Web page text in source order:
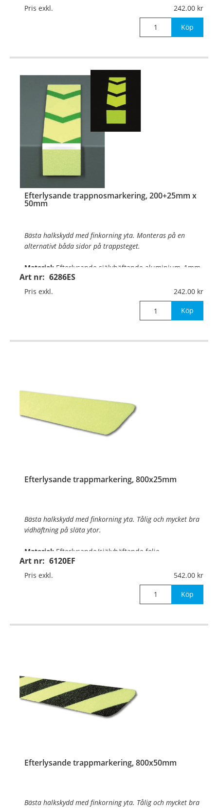
Mått:200x25mm x 50mm (bredd)
Pris exkl. 242.00
Köp
Efterlysande trappnosmarkering, 200+25mm x
50mm
Art nr: 6286ES
Bästa halkskydd med finkorning yta. Monteras på en
alternativt båda sidor på trappsteget.
Material: Efterlysande självhäftande aluminium, 1mm
Mått:200x25mm x 50mm (bredd)
Pris exkl. 242.00
Köp
Efterlysande trappmarkering, 800x25mm
Art nr: 6120EF
Bästa halkskydd med finkorning yta. Tålig och mycket bra
vidhäftning på släta ytor.
Material: Efterlysande/självhäftande folie
Mått:800x25mm
mörker efte
…
Pris exkl. 542.00
Köp
Efterlysande trappmarkering, 800x50mm
Bästa halkskydd med finkorning yta. Tålig och mycket bra